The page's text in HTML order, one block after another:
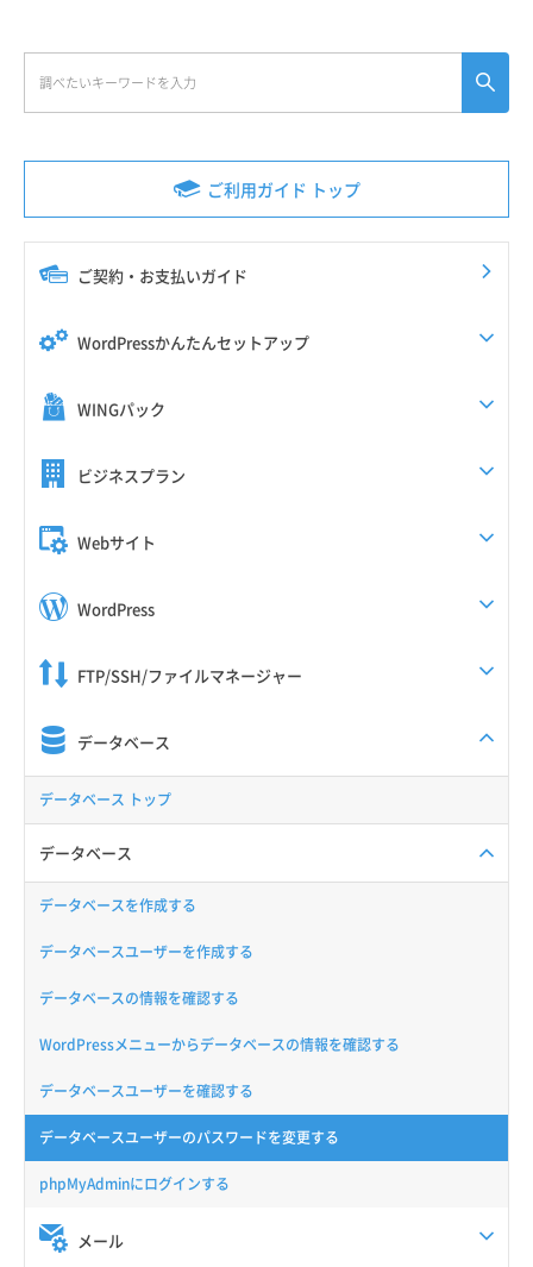
ご利用ガイド トップ
ご契約・お支払いガイド
WordPressかんたんセットアップ
WINGパック
ビジネスプラン
Webサイト
WordPress
FTP/SSH/ファイルマネージャー
データベース
データベース トップ
データベース
データベースを作成する
データベースユーザーを作成する
データベースの情報を確認する
WordPressメニューからデータベースの情報を確認する
データベースユーザーを確認する
データベースユーザーのパスワードを変更する
phpMyAdminにログインする
メール